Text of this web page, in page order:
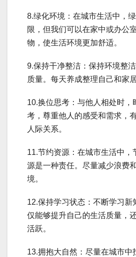
8.绿化环境：在城市生活中，
限，但我们可以在家中或办公
物，使生活环境更加舒适。
9.保持干净整洁：保持环境整
质量。每天养成整理自己和家
10.换位思考：与他人相处时，
考，尊重他人的感受和需求，
人际关系。
11.节约资源：在城市生活中，
源是一种责任。尽量减少浪费
境。
12.保持学习状态：不断学习新
仅能够提升自己的生活质量，
活跃。
13.拥抱大自然：尽量在城市中